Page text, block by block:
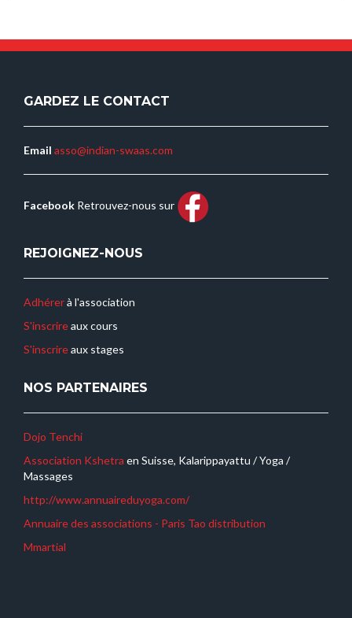
l’article
GARDEZ LE CONTACT
Email asso@indian-swaas.com
Facebook Retrouvez-nous sur
REJOIGNEZ-NOUS
Adhérerà l'association
S'inscrireaux cours
S'inscrireaux stages
NOS PARTENAIRES
Dojo Tenchi
Association Kshetra en Suisse, Kalarippayattu / Yoga /
Massages
http://www.annuaireduyoga.com/
Annuaire des associations - Paris Tao distribution
Mmartial